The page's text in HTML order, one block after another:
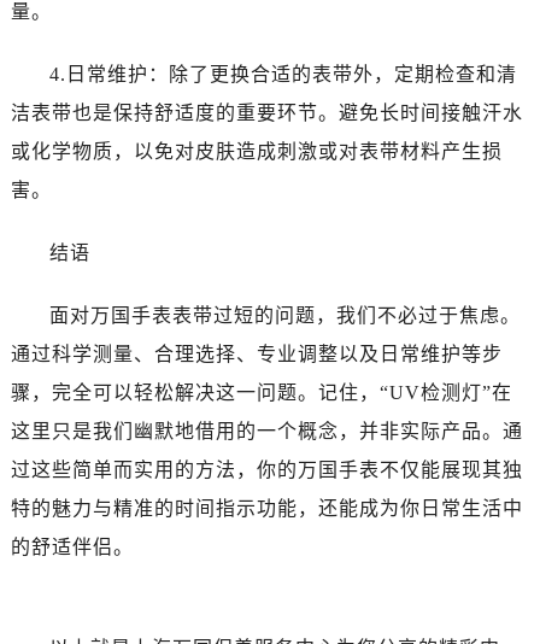
量。
4.日常维护：除了更换合适的表带外，定期检查和清
洁表带也是保持舒适度的重要环节。避免长时间接触汗水
或化学物质，以免对皮肤造成刺激或对表带材料产生损
害。
结语
面对万国手表表带过短的问题，我们不必过于焦虑。
通过科学测量、合理选择、专业调整以及日常维护等步
骤，完全可以轻松解决这一问题。记住，“UV检测灯”在
这里只是我们幽默地借用的一个概念，并非实际产品。通
过这些简单而实用的方法，你的万国手表不仅能展现其独
特的魅力与精准的时间指示功能，还能成为你日常生活中
的舒适伴侣。